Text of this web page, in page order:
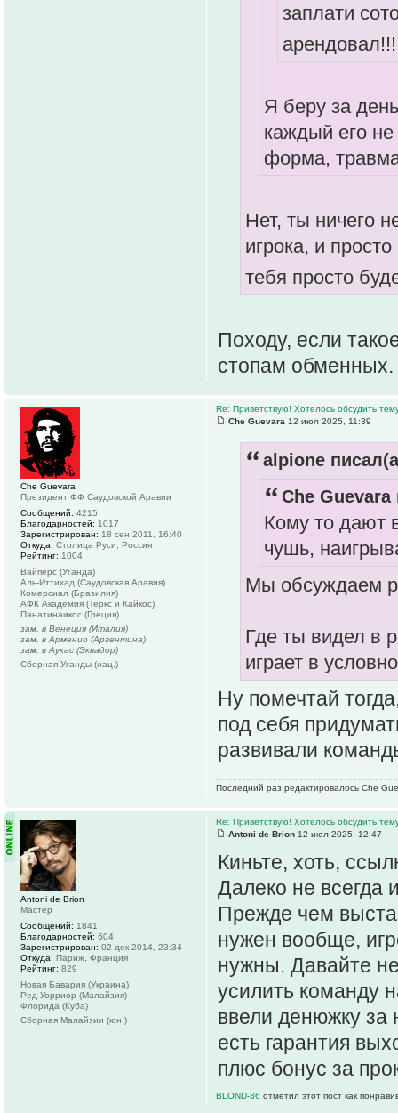
заплати
Я беру за
каждый его
форма,
Нет, ты ничего
игрока, и
тебя просто
Походу, если
стопам обменных.
Re: Приветствую! Хотелось обсудить
Che Guevara 12 июл 2025, 11:39
alpione
Che Guevara
Кому то дают
чушь,
Мы обсуждаем
Где ты видел в
играет в
Ну помечтай
под себя
развивали
Последний раз редактировалось Che
Che Guevara
Президент ФФ Саудовской Аравии
Сообщений: 4215
Благодарностей: 1017
Зарегистрирован: 18 сен 2011, 16:40
Откуда: Столица Руси, Россия
Рейтинг: 1004
Вайперс (Уганда)
Аль-Иттихад (Саудовская Аравия)
Комерсиал (Бразилия)
АФК Академия (Теркс и Кайкос)
Панатинаикос (Греция)
зам. в Венеция (Италия)
зам. в Арменио (Аргентина)
зам. в Аукас (Эквадор)
Сборная Уганды (нац.)
Re: Приветствую! Хотелось обсудить
Antoni de Brion 12 июл 2025, 12:47
Киньте, хоть,
Далеко не всегда
Прежде чем
нужен вообще,
нужны. Давайте
усилить команду
ввели денюжку за
есть гарантия
плюс бонус за
BLOND-36 отметил этот пост как
Antoni de Brion
Мастер
Сообщений: 1841
Благодарностей: 604
Зарегистрирован: 02 дек 2014, 23:34
Откуда: Париж, Франция
Рейтинг: 829
Новая Бавария (Украина)
Ред Уорриор (Малайзия)
Флорида (Куба)
Сборная Малайзии (юн.)